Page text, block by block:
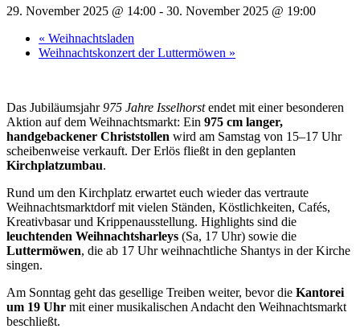
29. November 2025 @ 14:00 - 30. November 2025 @ 19:00
« Weihnachtsladen
Weihnachtskonzert der Luttermöwen »
Das Jubiläumsjahr975 Jahre Isselhorstendet mit einer besonderen
Aktion auf dem Weihnachtsmarkt: Ein 975 cm langer,
handgebackener Christstollen wird am Samstag von 15–17 Uhr
scheibenweise verkauft. Der Erlös fließt in den geplanten
Kirchplatzumbau.
Rund um den Kirchplatz erwartet euch wieder das vertraute
Weihnachtsmarktdorf mit vielen Ständen, Köstlichkeiten, Cafés,
Kreativbasar und Krippenausstellung. Highlights sind die
leuchtenden Weihnachtsharleys (Sa, 17 Uhr) sowie die
Luttermöwen, die ab 17 Uhr weihnachtliche Shantys in der Kirche
singen.
Am Sonntag geht das gesellige Treiben weiter, bevor die Kantorei
um 19 Uhr mit einer musikalischen Andacht den Weihnachtsmarkt
beschließt.